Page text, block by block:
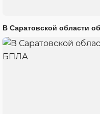
В Саратовской области